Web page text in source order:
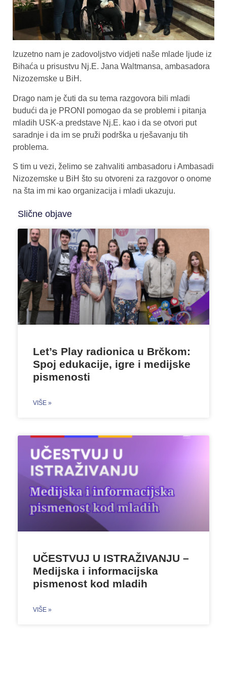
Izuzetno nam je zadovoljstvo vidjeti naše mlade ljude iz
Bihaća u prisustvu Nj.E. Jana Waltmansa, ambasadora
Nizozemske u BiH.
Drago nam je čuti da su tema razgovora bili mladi
budući da je PRONI pomogao da se problemi i pitanja
mladih USK-a predstave Nj.E. kao i da se otvori put
saradnje i da im se pruži podrška u rješavanju tih
problema.
S tim u vezi, želimo se zahvaliti ambasadoru i Ambasadi
Nizozemske u BiH što su otvoreni za razgovor o onome
na šta im mi kao organizacija i mladi ukazuju.
Slične objave
Let’s Play radionica u Brčkom:
Spoj edukacije, igre i medijske
pismenosti
VIŠE »
UČESTVUJ U ISTRAŽIVANJU –
Medijska i informacijska
pismenost kod mladih
VIŠE »